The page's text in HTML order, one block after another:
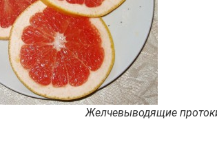
Желчевыводящие